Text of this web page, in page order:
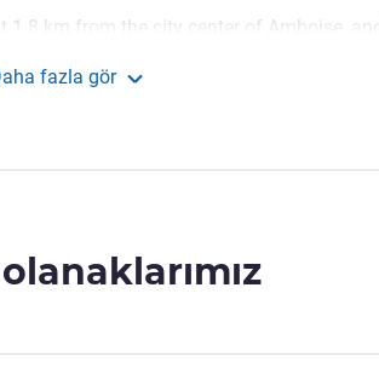
1.8 km from the city center of Amboise,
stopover at a very affordable price.
Loire, a UNESCO World Heritage site. We
fazla gör